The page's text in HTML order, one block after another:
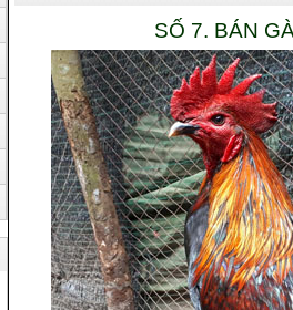
SỐ 7. BÁN